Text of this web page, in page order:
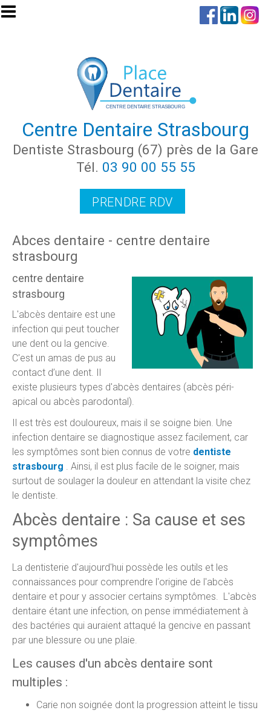
Aller au contenu principal
Centre Dentaire Strasbourg
Dentiste Strasbourg (67) près de la Gare
Tél. 03 90 00 55 55
PRENDRE RDV
Abces dentaire - centre dentaire
strasbourg
centre dentaire
strasbourg
L'abcès dentaire est une
infection qui peut toucher
une dent ou la gencive.
C'est un amas de pus au
contact d’une dent. Il
existe plusieurs types d'abcès dentaires (abcès péri-
apical ou abcès parodontal).
Il est très est douloureux, mais il se soigne bien. Une
infection dentaire se diagnostique assez facilement, car
les symptômes sont bien connus de votre dentiste
strasbourg . Ainsi, il est plus facile de le soigner, mais
surtout de soulager la douleur en attendant la visite chez
le dentiste.
Abcès dentaire : Sa cause et ses
symptômes
La dentisterie d'aujourd'hui possède les outils et les
connaissances pour comprendre l'origine de l'abcès
dentaire et pour y associer certains symptômes. L'abcès
dentaire étant une infection, on pense immédiatement à
des bactéries qui auraient attaqué la gencive en passant
par une blessure ou une plaie.
Les causes d'un abcès dentaire sont
multiples :
Carie non soignée dont la progression atteint le tissu